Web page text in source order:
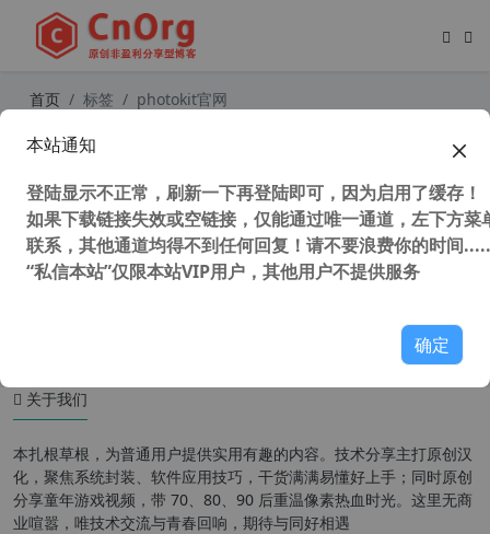
首页 标签 photokit官网
PhotoKit 强大的免费图片在线编辑器
关于我们
本扎根草根，为普通用户提供实用有趣的内容。技术分享主打原创汉
化，聚焦系统封装、软件应用技巧，干货满满易懂好上手；同时原创
分享童年游戏视频，带 70、80、90 后重温像素热血时光。这里无商
业喧嚣，唯技术交流与青春回响，期待与同好相遇
本站通知
登陆显示不正常，刷新一下再登陆即可，因为启用了缓存！
如果下载链接失效或空链接，仅能通过唯一通道，左下方菜
联系，其他通道均得不到任何回复！请不要浪费你的时间
“私信本站”仅限本站VIP用户，其他用户不提供服务
确定